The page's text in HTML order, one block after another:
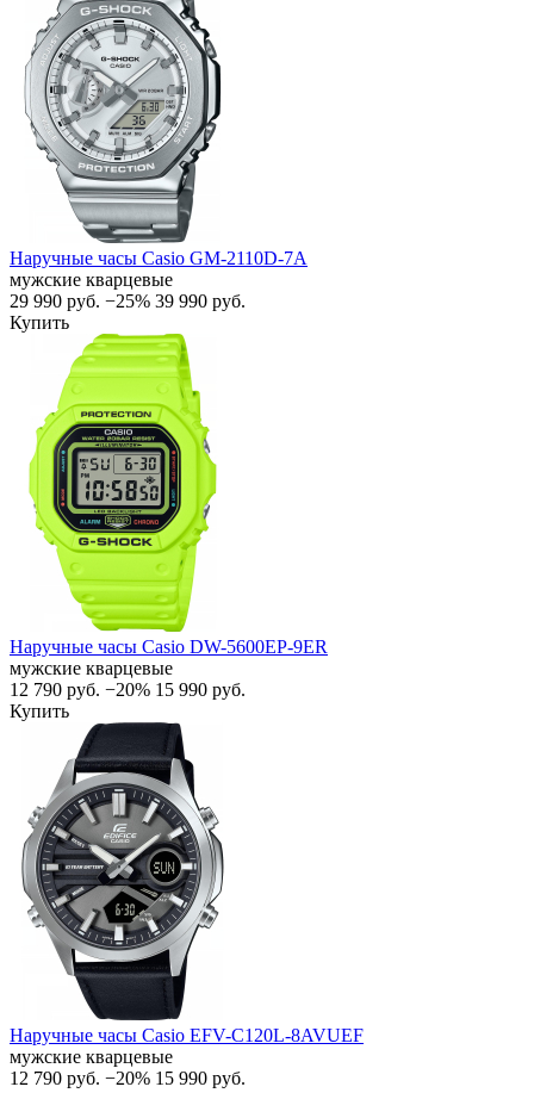
Наручные часы Casio GM-2110D-7A
мужские кварцевые
29 990 руб. −25% 39 990 руб.
Купить
Наручные часы Casio DW-5600EP-9ER
мужские кварцевые
12 790 руб. −20% 15 990 руб.
Купить
Наручные часы Casio EFV-C120L-8AVUEF
мужские кварцевые
12 790 руб. −20% 15 990 руб.